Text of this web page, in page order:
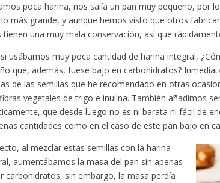
poca harina, nos salía un pan muy pequeño, por
más grande, y aunque hemos visto que otros
tienen una muy mala conservación, así que
usábamos muy poca cantidad de harina integral,
que, además, fuese bajo en carbohidratos?
de las semillas que he recomendado en otras
vegetales de trigo e inulina. También añadimos
que desde luego no es ni barata ni fácil de
cantidades como en el caso de este pan bajo en
al mezclar estas semillas con la harina
aumentábamos la masa del pan sin apenas
carbohidratos, sin embargo, la masa perdía